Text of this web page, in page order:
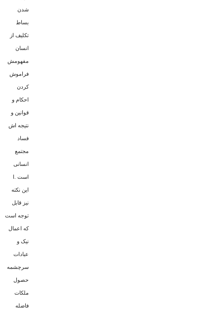
شدن
بساط
تکلیف از
انسان
مفهومش
فراموش
کردن
احکام و
قوانین و
نتیجه اش
فساد
مجتمع
انسانى
است .ا
این نکته
نیز قابل
توجه است
که اعمال
نیک و
عبادات
سرچشمه
حصول
ملکات
فاضله